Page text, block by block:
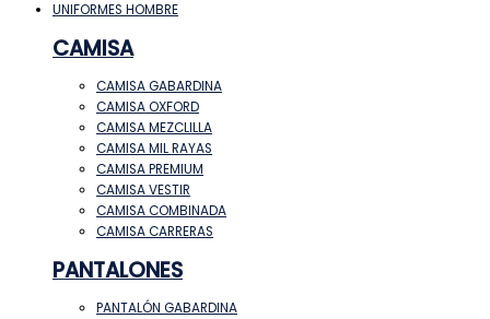
UNIFORMES HOMBRE
CAMISA
CAMISA GABARDINA
CAMISA OXFORD
CAMISA MEZCLILLA
CAMISA MIL RAYAS
CAMISA PREMIUM
CAMISA VESTIR
CAMISA COMBINADA
CAMISA CARRERAS
PANTALONES
PANTALÓN GABARDINA